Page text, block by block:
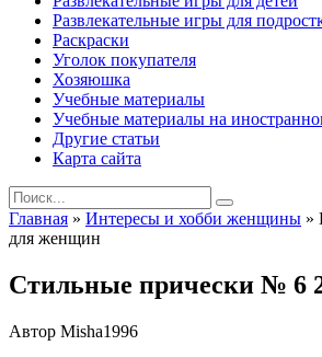
Развлекательные игры для
Раскраски
Уголок покупателя
Хозяюшка
Учебные материалы
Учебные материалы на
Другие статьи
Карта сайта
Search
for:
Главная » Интересы и хобби женщины »
для женщин
Стильные прически № 6
Автор Misha1996